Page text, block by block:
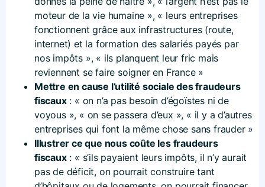
moteur de la vie humaine », « leurs entreprises
fonctionnent grâce aux infrastructures (route,
internet) et la formation des salariés payés par
nos impôts », « ils planquent leur fric mais
reviennent se faire soigner en France »
Mettre en cause l’utilité sociale des fraudeurs
fiscaux: « on n’a pas besoin d’égoïstes ni de
voyous », « on se passera d’eux », « il y a d’autres
entreprises qui font la même chose sans frauder »
Illustrer ce que nous coûte les fraudeurs
fiscaux: « s’ils payaient leurs impôts, il n’y aurait
pas de déficit, on pourrait construire tant